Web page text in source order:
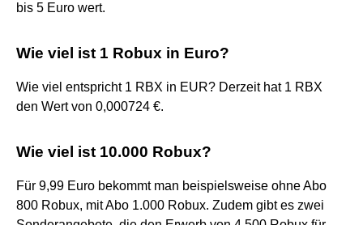
bis 5 Euro wert.
Wie viel ist 1 Robux in Euro?
Wie viel entspricht 1 RBX in EUR? Derzeit hat 1 RBX
den Wert von 0,000724 €.
Wie viel ist 10.000 Robux?
Für 9,99 Euro bekommt man beispielsweise ohne Abo
800 Robux, mit Abo 1.000 Robux. Zudem gibt es zwei